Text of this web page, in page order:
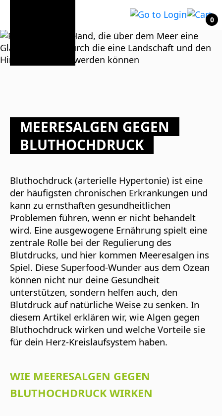
0
MEERESALGEN GEGEN
BLUTHOCHDRUCK
Bluthochdruck (arterielle Hypertonie) ist eine
der häufigsten chronischen Erkrankungen und
kann zu ernsthaften gesundheitlichen
Problemen führen, wenn er nicht behandelt
wird. Eine ausgewogene Ernährung spielt eine
zentrale Rolle bei der Regulierung des
Blutdrucks, und hier kommen Meeresalgen ins
Spiel. Diese Superfood-Wunder aus dem Ozean
können nicht nur deine Gesundheit
unterstützen, sondern helfen auch, den
Blutdruck auf natürliche Weise zu senken. In
diesem Artikel erklären wir, wie Algen gegen
Bluthochdruck wirken und welche Vorteile sie
für dein Herz-Kreislaufsystem haben.
WIE MEERESALGEN GEGEN
BLUTHOCHDRUCK WIRKEN